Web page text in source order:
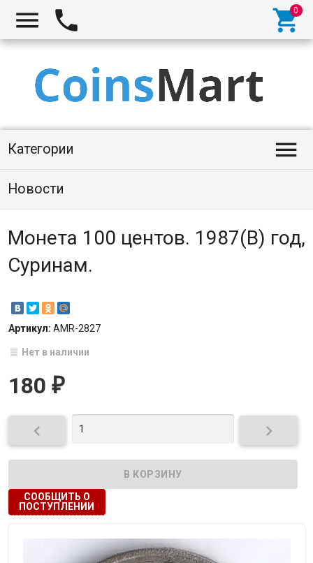
  
Категории 
Новости
Монета 100 центов. 1987(B) год,
Суринам.
Артикул: AMR-2827
Нет в наличии
180 ₽
 
СООБЩИТЬ О
ПОСТУПЛЕНИИ